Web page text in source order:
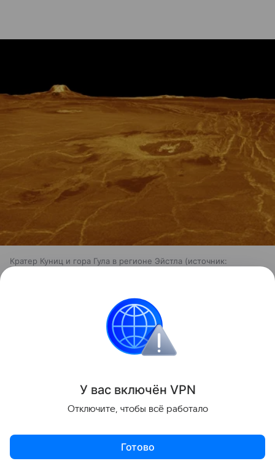
Кратер Куниц и гора Гула в регионе Эйстла
источник:
Споры о водном прошлом Венеры продолжаются
уже много лет. Ранее Hi-Tech Mail
работе кембриджских ученых, которые, наоборот,
поставили под сомнение существование древних
У вас включён VPN
Отключите, чтобы всё работало
Готово